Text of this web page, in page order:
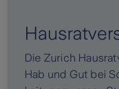
Die Zurich
Hab und Gut bei